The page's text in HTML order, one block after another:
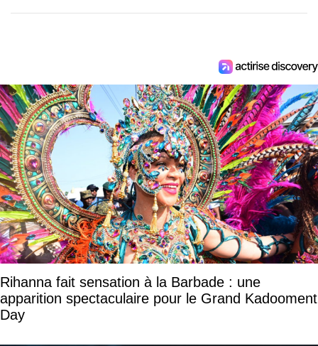
Rihanna fait sensation à la Barbade : une
apparition spectaculaire pour le Grand Kadooment
Day